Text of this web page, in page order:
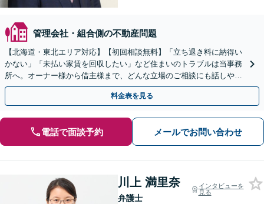
管理会社・組合側の不動産問題
【北海道・東北エリア対応】【初回相談無料】「立ち退き料に納得い
かない」「未払い家賃を回収したい」など住まいのトラブルは当事務
所へ。オーナー様から借主様まで、どんな立場のご相談にも話しやす
い弁護士が対応します。ＷＥＢ面談可。
料金表を見る
電話で面談予約 メールでお問い合わせ
川上 満里奈
弁護士
インタビューを
見る